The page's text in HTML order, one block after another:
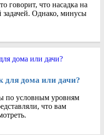
говорит, что насадка на
задачей. Однако, минусы
для дома или дачи?
по условным уровням
что вам